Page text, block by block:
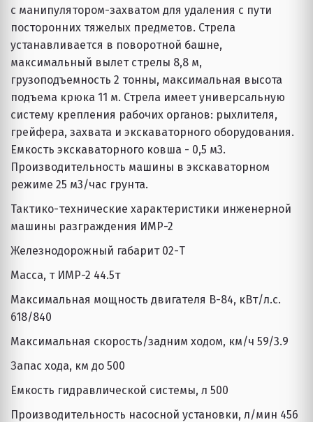
с манипулятором-захватом для удаления с пути
посторонних тяжелых предметов. Стрела
устанавливается в поворотной башне,
максимальный вылет стрелы 8,8 м,
грузоподъемность 2 тонны, максимальная высота
подъема крюка 11 м. Стрела имеет универсальную
систему крепления рабочих органов: рыхлителя,
грейфера, захвата и экскаваторного оборудования.
Емкость экскаваторного ковша - 0,5 м3.
Производительность машины в экскаваторном
режиме 25 м3/час грунта.
Тактико-технические характеристики инженерной
машины разграждения ИМР-2
Железнодорожный габарит 02-T
Масса, т ИМР-2 44.5т
Максимальная мощность двигателя В-84, кВт/л.с.
618/840
Максимальная скорость/задним ходом, км/ч 59/3.9
Запас хода, км до 500
Емкость гидравлической системы, л 500
Производительность насосной установки, л/мин 456